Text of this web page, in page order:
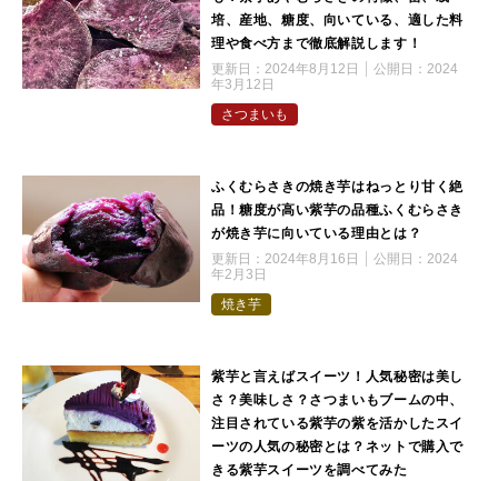
培、産地、糖度、向いている、適した料
理や食べ方まで徹底解説します！
更新日： 2024年8月12日 公開日： 2024
年3月12日
さつまいも
ふくむらさきの焼き芋はねっとり甘く絶
品！糖度が高い紫芋の品種ふくむらさき
が焼き芋に向いている理由とは？
更新日： 2024年8月16日 公開日： 2024
年2月3日
焼き芋
紫芋と言えばスイーツ！人気秘密は美し
さ？美味しさ？さつまいもブームの中、
注目されている紫芋の紫を活かしたスイ
ーツの人気の秘密とは？ネットで購入で
きる紫芋スイーツを調べてみた